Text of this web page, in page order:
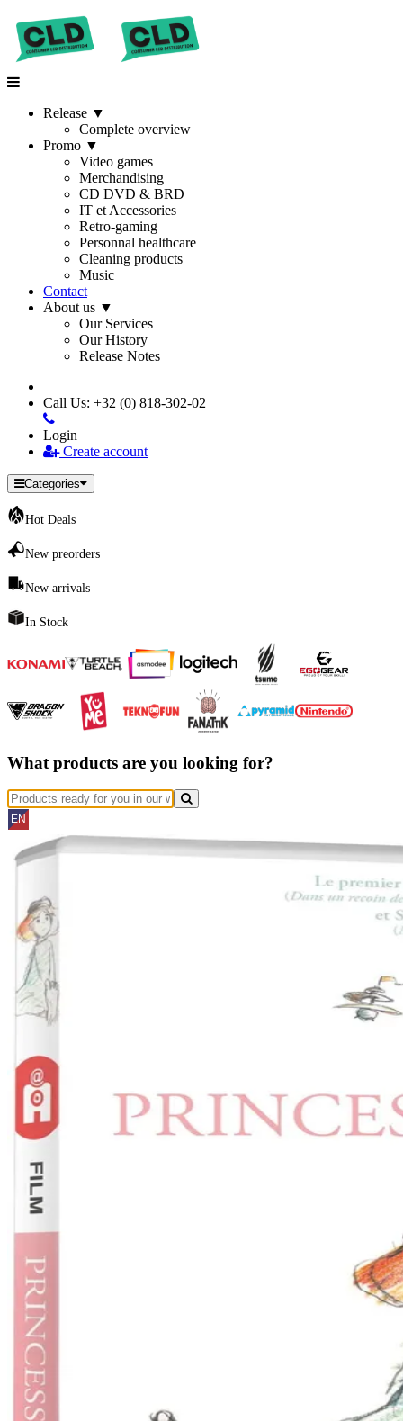
Release ▼
Complete overview
Promo ▼
Video games
Merchandising
CD DVD & BRD
IT et Accessories
Retro-gaming
Personnal healthcare
Cleaning products
Music
Contact
About us ▼
Our Services
Our History
Release Notes
Call Us: +32 (0) 818-302-02
Login
Create account
Categories
Hot Deals
New preorders
New arrivals
In Stock
What products are you looking for?